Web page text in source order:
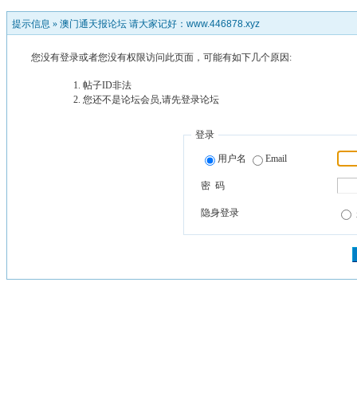
提示信息 » 澳门通天报论坛 请大家记好：www.446878.xyz
您没有登录或者您没有权限访问此页面，可能有如下几个原因:
帖子ID非法
您还不是论坛会员,请先登录论坛
登录
用户名 Email
密 码
隐身登录